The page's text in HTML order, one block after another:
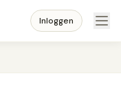
Inloggen